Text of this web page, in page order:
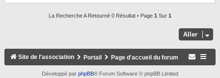
C
E
R
La Recherche A Retourné 0 Résultat • Page 1 Sur 1
Aller
Site de l'association Portail Page d'accueil du forum
Développé par phpBB® Forum Software © phpBB Limited